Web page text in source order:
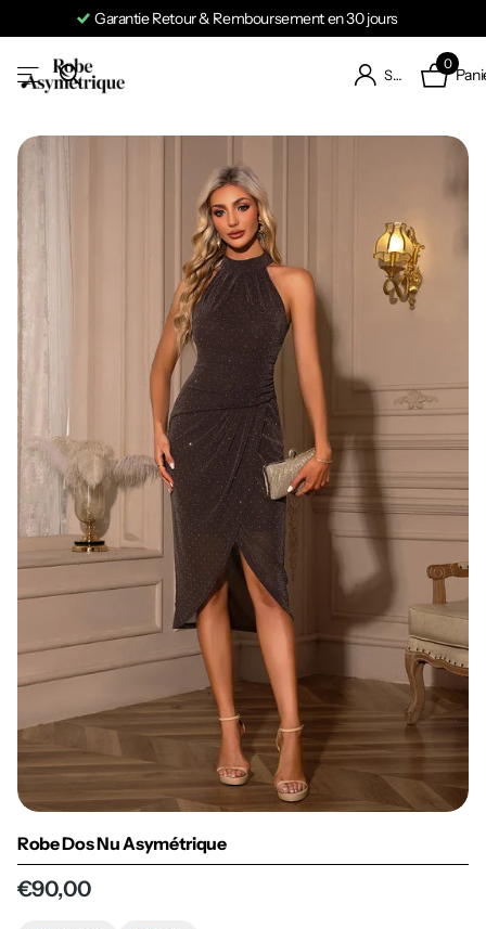
Garantie Retour & Remboursement en 30 jours
S'identifier
0
Robe Dos Nu Asymétrique
€90,00